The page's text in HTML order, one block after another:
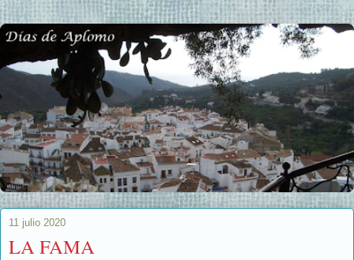
11 julio 2020
LA FAMA